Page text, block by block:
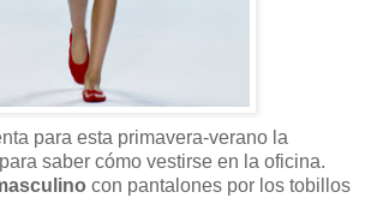
para esta primavera-verano la
saber cómo vestirse en la oficina.
con pantalones por los tobillos